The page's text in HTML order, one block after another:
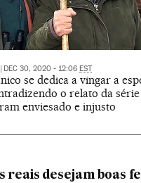
DEC 30, 2020 - 12:06 EST
se dedica a vingar a
o relato da série
enviesado e injusto
reais desejam boas